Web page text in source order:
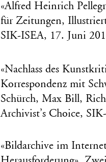
«Alfred Heinrich
für Zeitungen,
SIK-ISEA, 17. Juni
«Nachlass des
Korrespondenz mit
Schürch, Max Bill,
Archivist’s Choice,
«Bildarchive im